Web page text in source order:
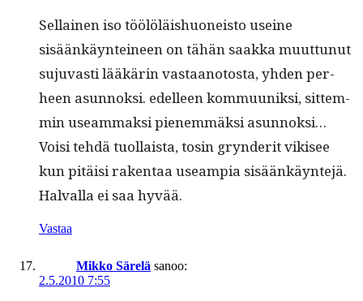
Sel­l­ainen iso töölöläishuoneis­to useine
sisäänkäyn­tei­neen on tähän saak­ka muut­tunut
suju­vasti lääkärin vas­taan­oto­s­ta, yhden per­
heen asun­nok­si. edelleen kom­muu­niksi, sit­tem­
min use­am­mak­si pienem­mäk­si asun­nok­si…
Voisi tehdä tuol­laista, tosin gryn­der­it vikisee
kun pitäisi rak­en­taa use­ampia sisäänkäyn­te­jä.
Hal­val­la ei saa hyvää.
Vastaa
Mikko Särelä sanoo:
2.5.2010 7:55